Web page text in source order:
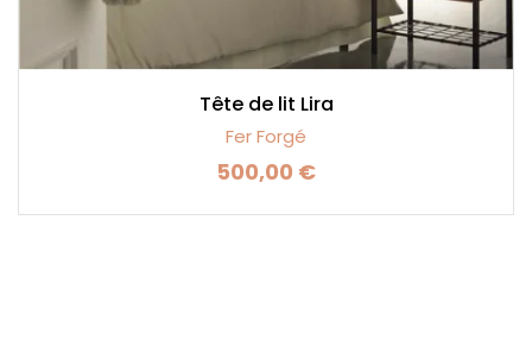
Tête de lit Lira
Fer Forgé
Prix
500,00 €